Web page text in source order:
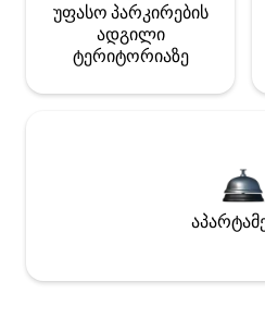
უფასო პარკირების
ადგილი
ტერიტორიაზე